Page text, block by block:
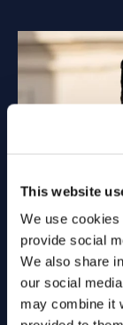
This website
We use
provide social
We also share
our social
may combine it